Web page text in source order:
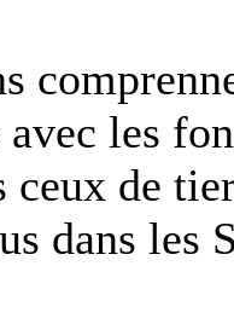
les
de
dans les